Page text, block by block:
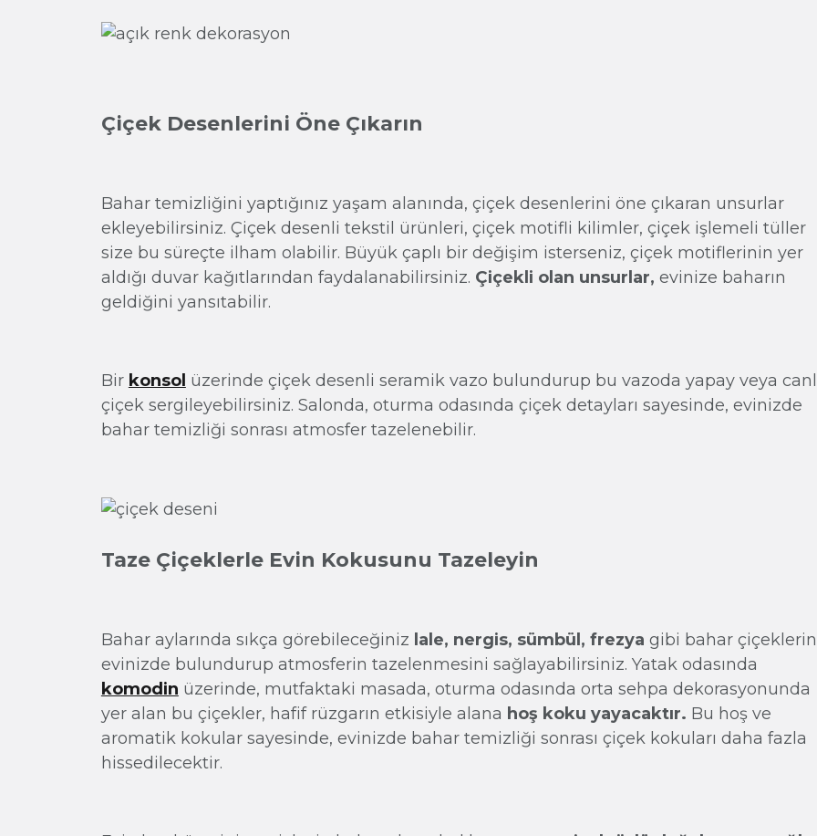
Çiçek Desenlerini Öne Çıkarın
Bahar temizliğini yaptığınız yaşam alanında, çiçek desenlerini öne çıkaran unsurlar
ekleyebilirsiniz. Çiçek desenli tekstil ürünleri, çiçek motifli kilimler, çiçek işlemeli tüller
size bu süreçte ilham olabilir. Büyük çaplı bir değişim isterseniz, çiçek motiflerinin yer
aldığı duvar kağıtlarından faydalanabilirsiniz. Çiçekli olan unsurlar, evinize baharın
geldiğini yansıtabilir.
Bir konsol üzerinde çiçek desenli seramik vazo bulundurup bu vazoda yapay veya
çiçek sergileyebilirsiniz. Salonda, oturma odasında çiçek detayları sayesinde, evinizde
bahar temizliği sonrası atmosfer tazelenebilir.
Taze Çiçeklerle Evin Kokusunu Tazeleyin
Bahar aylarında sıkça görebileceğiniz lale, nergis, sümbül, frezya gibi bahar
evinizde bulundurup atmosferin tazelenmesini sağlayabilirsiniz. Yatak odasında
komodin üzerinde, mutfaktaki masada, oturma odasında orta sehpa dekorasyonunda
yer alan bu çiçekler, hafif rüzgarın etkisiyle alana hoş koku yayacaktır. Bu hoş ve
aromatik kokular sayesinde, evinizde bahar temizliği sonrası çiçek kokuları daha fazla
hissedilecektir.